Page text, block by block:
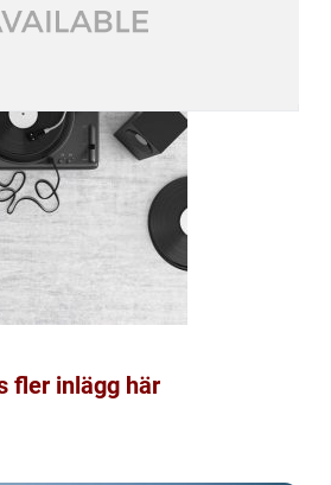
fler inlägg här